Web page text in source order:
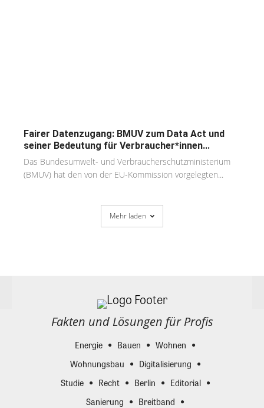
Fairer Datenzugang: BMUV zum Data Act und
seiner Bedeutung für Verbraucher*innen...
Das Bundesumwelt- und Verbraucherschutzministerium
(BMUV) hat den von der EU-Kommission vorgelegten...
Mehr laden
Fakten und Lösungen für Profis
Energie Bauen
Wohnen
Wohnungsbau
Digitalisierung
Studie
Recht Berlin
Editorial
Sanierung
Breitband